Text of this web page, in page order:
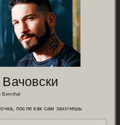
Bernthal
после как сам захочешь